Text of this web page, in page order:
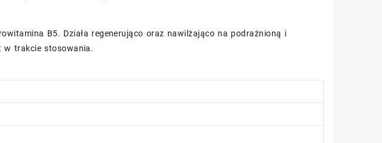
B5. Działa regenerująco oraz nawilżająco na podrażnioną i
w trakcie stosowania.